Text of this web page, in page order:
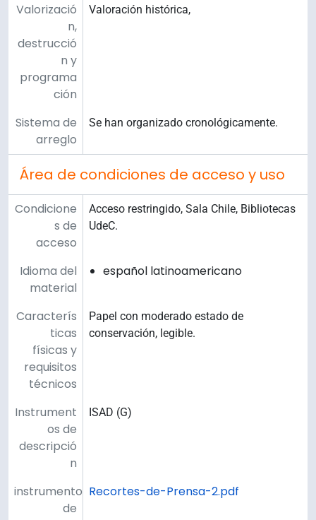
Valorizació
n,
destrucció
n y
programa
ción
Valoración histórica,
Sistema de
arreglo
Se han organizado cronológicamente.
Área de condiciones de acceso y uso
Condicione
s de
acceso
Acceso restringido, Sala Chile, Bibliotecas
UdeC.
Idioma del
material
español latinoamericano
Caracterís
ticas
físicas y
requisitos
técnicos
Papel con moderado estado de
conservación, legible.
Instrument
os de
descripció
n
ISAD (G)
instrumento
de
Recortes-de-Prensa-2.pdf